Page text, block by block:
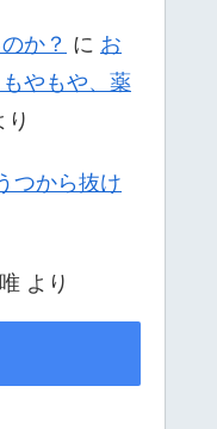
か？ に お
やもや、薬
り
つから抜け
より